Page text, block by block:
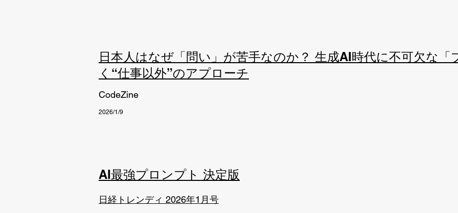
日本人はなぜ「問い」が苦手なのか？ 生成AI時代に不可欠な「
く“仕事以外”のアプローチ
CodeZine
2026/1/9
AI最強プロンプト 決定版
日経トレンディ 2026年1月号